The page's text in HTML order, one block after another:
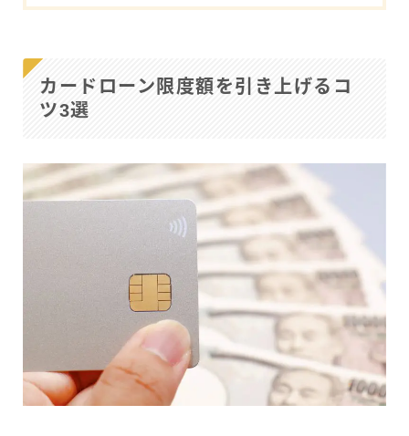
カードローン限度額を引き上げるコ
ツ3選